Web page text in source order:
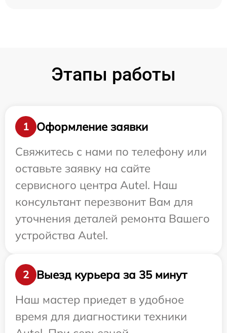
Этапы работы
1
Оформление заявки
Свяжитесь с нами по телефону или
оставьте заявку на сайте
сервисного центра Autel. Наш
консультант перезвонит Вам для
уточнения деталей ремонта Вашего
устройства Autel.
2
Выезд курьера за 35 минут
Наш мастер приедет в удобное
время для диагностики техники